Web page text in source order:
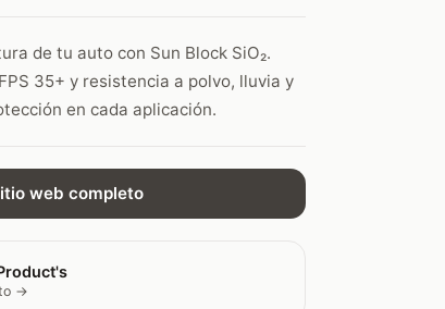
de tu auto con Sun Block SiO₂.
35+ y resistencia a polvo, lluvia y
en cada aplicación.
web completo
→